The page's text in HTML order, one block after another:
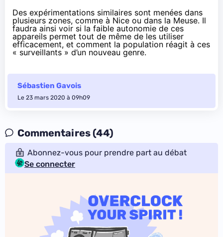
Des expérimentations similaires sont menées dans
plusieurs zones, comme à Nice ou dans la Meuse. Il
faudra ainsi voir si la faible autonomie de ces
appareils permet tout de même de les utiliser
efficacement, et comment la population réagit à ces
« surveillants » d’un nouveau genre.
Sébastien Gavois
Le 23 mars 2020 à 09h09
Commentaires (44)
Abonnez-vous pour prendre part au débat
Se connecter